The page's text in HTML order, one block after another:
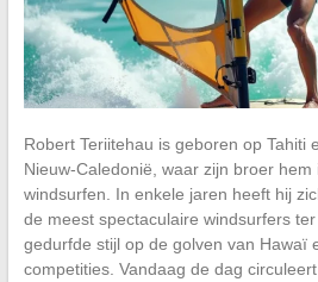
Robert Teriitehau is geboren op Tahiti
Nieuw-Caledonië, waar zijn broer
windsurfen. In enkele jaren heeft hij
de meest spectaculaire windsurfers
gedurfde stijl op de golven van Hawaï
competities. Vandaag de dag